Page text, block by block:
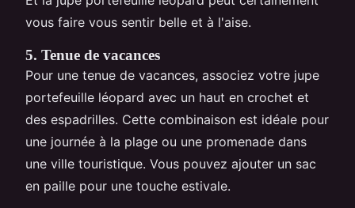
vous faire vous sentir belle et à l'aise.
5. Tenue de vacances
Pour une tenue de vacances, associez votre jupe
portefeuille léopard avec un haut en crochet et
des espadrilles. Cette combinaison est idéale pour
une journée à la plage ou une promenade dans
une ville touristique. Vous pouvez ajouter un sac
en paille pour une touche estivale.